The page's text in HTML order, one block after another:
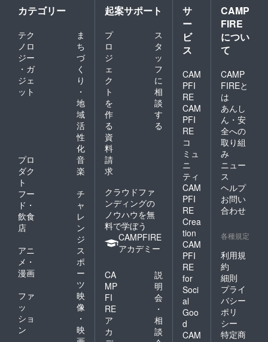
気に対応
を掲げ整膚
の無形文化
遺産申請を
著書に『整
膚学』・
『整膚論』
など約50種
類がある
整膚学園
URL
http://www.s
eifu-
institute.jp/
できま
す。 書
籍「整
膚美容
美肌か
ら癌の
予防ま
で、整
膚美容
法のす
べてが
この1冊
で理解
できま
す。 書
籍「整
論」：
血流改
善の発
整膚の
メカニ
ズム、
あらゆ
る病気
の予防
からケ
ア、整
膚の歩
みま
で、こ
の一冊
カテゴリー
テク
ノロ
ジー
・ガ
ジェ
ット
ま
ち
づ
く
り
・
地
域
活
性
化
プロ
ダク
ト
音
楽
フー
ド・
飲食
店
チ
ャ
レ
ン
ジ
アニ
メ・
漫画
ス
ポ
ー
ツ
ファ
ッ
ショ
ン
映
像
・
映
起案サポート
プ
ロ
ジ
ェ
ク
ト
を
作
る
ス
タ
ッ
フ
に
相
談
す
る
資
料
請
求
クラウドファ
ンディングの
ノウハウを無
料で学ぼう
CAMPFIRE
アカデミー
CA
MP
FI
RE
ア
カ
説
明
会
・
相
談
サ
ー
ビ
ス
CAM
PFI
RE
CAM
PFI
RE
コ
ミュ
ニ
ティ
CAM
PFI
RE
Crea
tion
CAM
PFI
RE
for
Soci
al
Goo
d
CAM
CAMP
FIRE
につい
て
CAMP
FIREと
は
あんし
ん・安
全への
取り組
み
ニュー
ス
ヘルプ
お問い
合わせ
各種規定
利用規
約
細則
プライ
バシー
ポリ
シー
特定商